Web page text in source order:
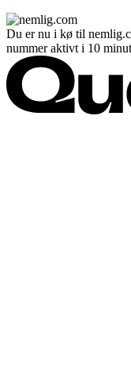
Du er nu i kø til
nummer aktivt i 10